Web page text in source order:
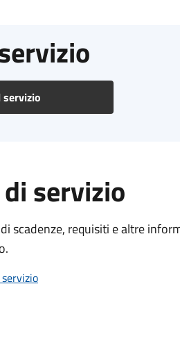
servizio
servizio
scadenze, requisiti e altre